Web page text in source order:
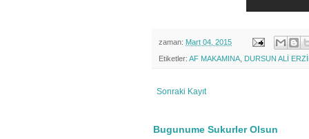
zaman: Mart 04, 2015
Etiketler: AF MAKAMINA DURSUN ALİ
Sonraki Kayıt
Bugunume Sukurler Olsun